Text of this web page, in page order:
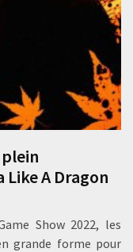
Like A Dragon
Show 2022, les
grande forme pour